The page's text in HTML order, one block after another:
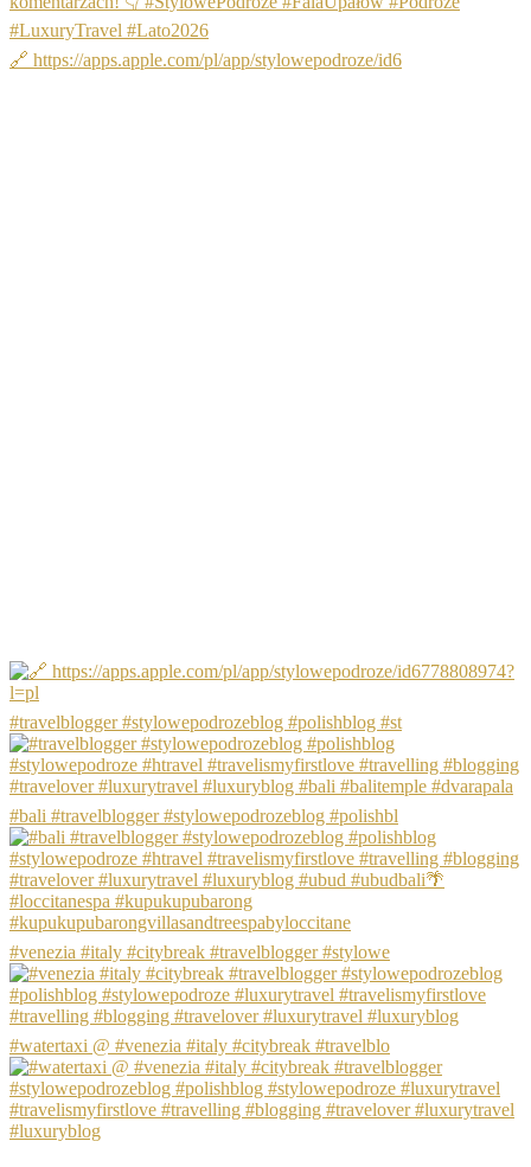
🔗 https://apps.apple.com/pl/app/stylowepodroze/id6
#travelblogger #stylowepodrozeblog #polishblog #st
#bali #travelblogger #stylowepodrozeblog #polishbl
#venezia #italy #citybreak #travelblogger #stylowe
#watertaxi @ #venezia #italy #citybreak #travelblo